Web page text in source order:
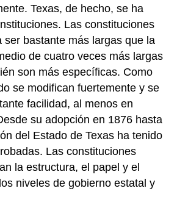
Texas, de hecho, se ha
Las constituciones
ser bastante más largas que la
de cuatro veces más largas
son más específicas. Como
se modifican fuertemente y se
facilidad, al menos en
su adopción en 1876 hasta
del Estado de Texas ha tenido
Las constituciones
la estructura, el papel y el
niveles de gobierno estatal y